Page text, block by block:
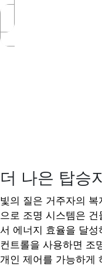
더 나은 탑승
빛의 질은 거주자의
으로 조명 시스템은
서 에너지 효율을 달
컨트롤을 사용하면 조
개인 제어를 가능하게